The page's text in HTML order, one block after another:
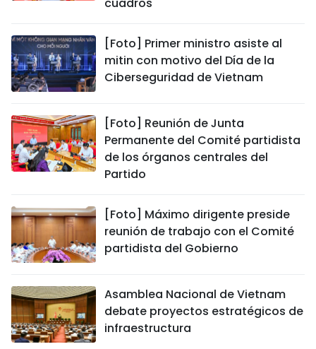
[Foto] Primer ministro asiste al
mitin con motivo del Día de la
Ciberseguridad de Vietnam
[Foto] Reunión de Junta
Permanente del Comité partidista
de los órganos centrales del
Partido
[Foto] Máximo dirigente preside
reunión de trabajo con el Comité
partidista del Gobierno
Asamblea Nacional de Vietnam
debate proyectos estratégicos de
infraestructura